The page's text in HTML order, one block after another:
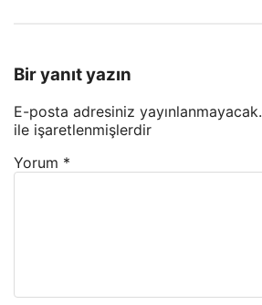
Bir yanıt yazın
E-posta adresiniz yayınlanmayacak.
ile işaretlenmişlerdir
Yorum *